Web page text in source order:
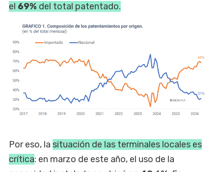
el 69% del total patentado.
Por eso, la situación de las terminales locales es
crítica: en marzo de este año, el uso de la